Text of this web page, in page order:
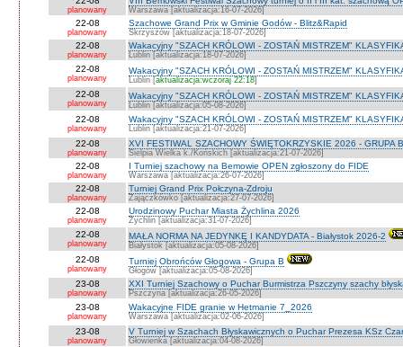
planowany Warszawa [aktualizacja:16-07-2026]
22-08
planowany
Szachowe Grand Prix w Gminie Godów - Blitz&Rapid
Skrzyszów [aktualizacja:18-07-2026]
22-08
planowany
Wakacyjny "SZACH KRÓLOWI - ZOSTAŃ MISTRZEM"
Lublin [aktualizacja:18-07-2026]
22-08
planowany
Wakacyjny "SZACH KRÓLOWI - ZOSTAŃ MISTRZEM"
Lublin [aktualizacja:wczoraj 22:18]
22-08
planowany
Wakacyjny "SZACH KRÓLOWI - ZOSTAŃ MISTRZEM"
Lublin [aktualizacja:05-08-2026]
22-08
planowany
Wakacyjny "SZACH KRÓLOWI - ZOSTAŃ MISTRZEM"
Lublin [aktualizacja:21-07-2026]
22-08
planowany
XVI FESTIWAL SZACHOWY ŚWIĘTOKRZYSKIE 2026 - GRUPA B
Sielpia Wielka k./Końskich [aktualizacja:21-07-2026]
22-08
planowany
I Turniej szachowy na Bemowie OPEN zgłoszony do FIDE
Warszawa [aktualizacja:26-07-2026]
22-08
planowany
Turniej Grand Prix Połczyna-Zdroju
Zajączkówko [aktualizacja:27-07-2026]
22-08
planowany
Urodzinowy Puchar Miasta Żychlina 2026
Żychlin [aktualizacja:31-07-2026]
22-08
planowany
MAŁA NORMA NA JEDYNKĘ I KANDYDATA - Białystok 2026-2
Białystok [aktualizacja:05-08-2026]
22-08
planowany
Turniej Obrońców Głogowa - Grupa B
Głogów [aktualizacja:05-08-2026]
23-08
planowany
XXI Turniej Szachowy o Puchar Burmistrza Pszczyny szachy
Pszczyna [aktualizacja:26-05-2026]
23-08
planowany
Wakacyjne FIDE granie w Hetmanie 7_2026
Warszawa [aktualizacja:02-06-2026]
23-08
planowany
V Turniej w Szachach Błyskawicznych o Puchar Prezesa KSz
Głowienka [aktualizacja:04-08-2026]